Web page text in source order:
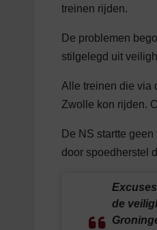
treinen rijden.
De problemen
stilgelegd uit
Alle treinen die via
Zwolle kon rijden.
De NS startte
door spoedherstel
de